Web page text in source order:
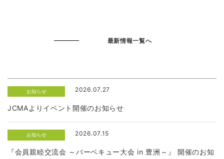
最新情報一覧へ
お知らせ 2026.07.27
JCMAよりイベント開催のお知らせ
お知らせ 2026.07.15
『会員親睦交流会 ～バーベキュー大会 in 豊洲～』 開催のお知